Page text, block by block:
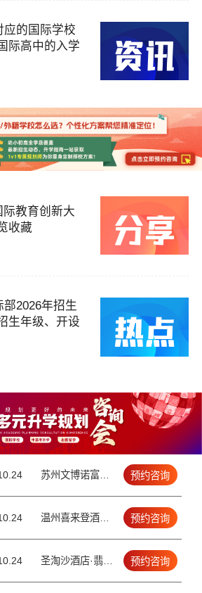
应的国际学校
际高中的入学
教育创新大
收藏
2026年招生
生年级、开设
苏州文博诺富特酒店1楼玲珑厅（苏州吴中区工业园区苏州大道东688号） 预约咨询
温州喜来登酒店四楼锦绣厅（（温州市车站大道292号）） 预约咨询
圣淘沙酒店·翡翠店4楼宴会厅（南山区金鸡路1号） 预约咨询
同意《用户隐私政策》
您提供选校咨询、生涯规划、留
移民、研学服务，我们将收集您的上
提交